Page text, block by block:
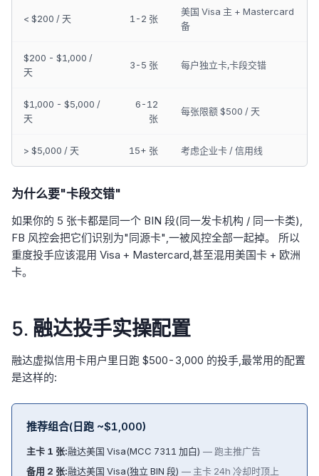
< $200 / 天 1-2 张
美国 Visa 主 + Mastercard
备
$200 - $1,000 /
天
3-5 张 每户独立卡,卡段交错
$1,000 - $5,000 /
天
6-12
张
每张限额 $500 / 天
> $5,000 / 天 15+ 张 考虑企业卡 / 信用线
为什么要"卡段交错"
如果你的 5 张卡都是同一个 BIN 段(同一发卡机构 / 同一卡类),
FB 风控会把它们识别为"同源卡",一被风控全部一起掉。 所以
重度投手应该混用 Visa + Mastercard,甚至混用美国卡 + 欧洲
卡。
5. 融达投手实操配置
融达虚拟信用卡用户里日跑 $500-3,000 的投手,最常用的配置
是这样的:
推荐组合(日跑 ~$1,000)
主卡 1 张:融达美国 Visa(MCC 7311 加白) — 跑主推广告
备用 2 张:融达美国 Visa(独立 BIN 段) — 主卡 24h 冷却时顶上